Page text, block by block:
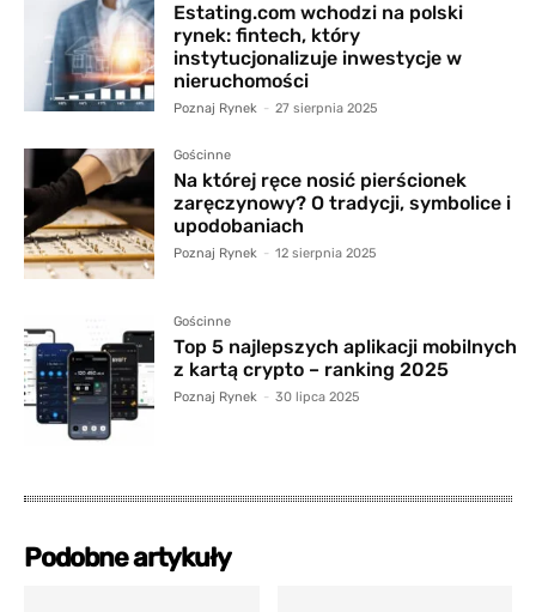
Estating.com wchodzi na polski
rynek: fintech, który
instytucjonalizuje inwestycje w
nieruchomości
Poznaj Rynek - 27 sierpnia 2025
Gościnne
Na której ręce nosić pierścionek
zaręczynowy? O tradycji, symbolice i
upodobaniach
Poznaj Rynek - 12 sierpnia 2025
Gościnne
Top 5 najlepszych aplikacji mobilnych
z kartą crypto – ranking 2025
Poznaj Rynek - 30 lipca 2025
Podobne artykuły